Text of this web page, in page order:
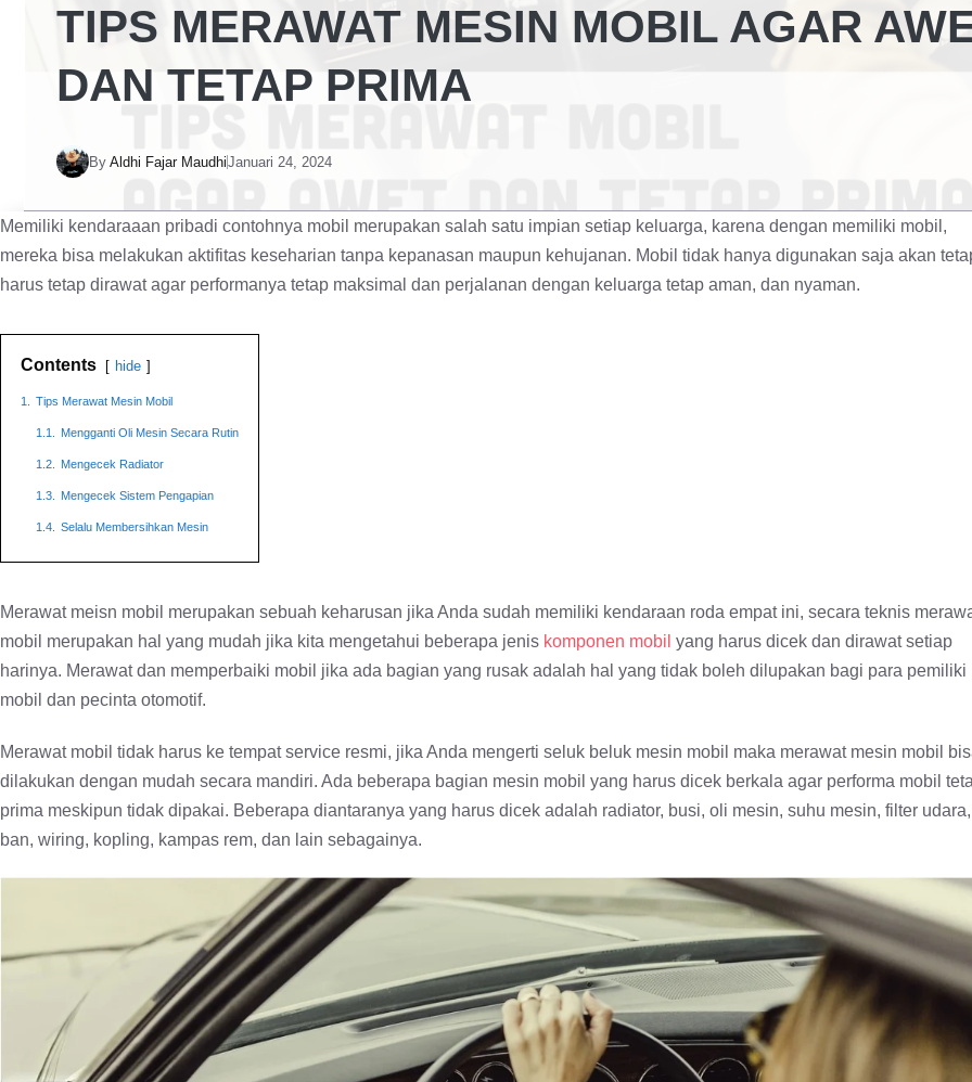
TIPS MERAWAT MESIN MOBIL AGAR
DAN TETAP PRIMA
By Aldhi Fajar MaudhiJanuari 24, 2024
Memiliki kendaraaan pribadi contohnya mobil merupakan salah satu impian setiap keluarga, karena dengan memiliki mobil,
mereka bisa melakukan aktifitas keseharian tanpa kepanasan maupun kehujanan. Mobil tidak hanya digunakan saja akan
harus tetap dirawat agar performanya tetap maksimal dan perjalanan dengan keluarga tetap aman, dan nyaman.
Contents hide
1. Tips Merawat Mesin Mobil
1.1. Mengganti Oli Mesin Secara Rutin
1.2. Mengecek Radiator
1.3. Mengecek Sistem Pengapian
1.4. Selalu Membersihkan Mesin
Merawat meisn mobil merupakan sebuah keharusan jika Anda sudah memiliki kendaraan roda empat ini, secara teknis
mobil merupakan hal yang mudah jika kita mengetahui beberapa jenis komponen mobil yang harus dicek dan dirawat setiap
harinya. Merawat dan memperbaiki mobil jika ada bagian yang rusak adalah hal yang tidak boleh dilupakan bagi para pemiliki
mobil dan pecinta otomotif.
Merawat mobil tidak harus ke tempat service resmi, jika Anda mengerti seluk beluk mesin mobil maka merawat mesin mobil
dilakukan dengan mudah secara mandiri. Ada beberapa bagian mesin mobil yang harus dicek berkala agar performa mobil
prima meskipun tidak dipakai. Beberapa diantaranya yang harus dicek adalah radiator, busi, oli mesin, suhu mesin, filter udara,
ban, wiring, kopling, kampas rem, dan lain sebagainya.